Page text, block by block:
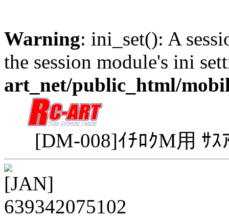
Warning: ini_set(): A
the session module's ini
art_net/public_html/
[DM-008]ｲﾁﾛｸM用 ｻ
[JAN]
639342075102